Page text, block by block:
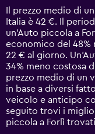
14
categories.
The
chart
has
1
Y
axis
displaying
values.
Range:
0
Il prezzo medio di
Italia è 42 €. Il
un'Auto piccola a
economico del 48%
22 € al giorno.
34% meno costosa
prezzo medio di un
in base a diversi
veicolo e anticipo
seguito trovi i
piccola a Forlì